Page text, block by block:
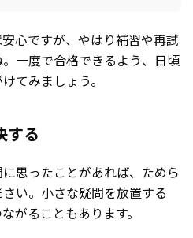
心ですが、やはり補習や再試
一度で合格できるよう、日頃
てみましょう。
する
思ったことがあれば、ためら
い。小さな疑問を放置する
がることもあります。